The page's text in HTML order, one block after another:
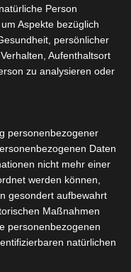
Milch
Person
Aspekte bezüglich
persönlicher
Aufenthaltsort
zu analysieren oder
personenbezogener
Daten
nicht mehr einer
werden können,
gesondert aufbewahrt
Maßnahmen
personenbezogenen
natürlichen